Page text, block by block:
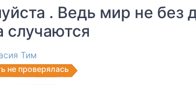
. Ведь мир не без
случаются
Тим
не проверялась